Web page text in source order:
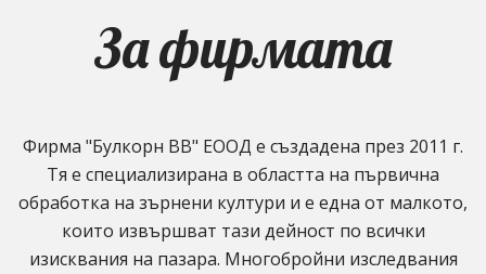
За фирмата
Фирма "Булкорн ВВ" ЕООД е създадена през 2011 г.
Tя е специализирана в областта на първична
обработка на зърнени култури и е една от малкото,
които извършват тази дейност по всички
изисквания на пазара. Многобройни изследвания